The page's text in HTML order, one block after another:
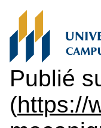
Publié
(https://